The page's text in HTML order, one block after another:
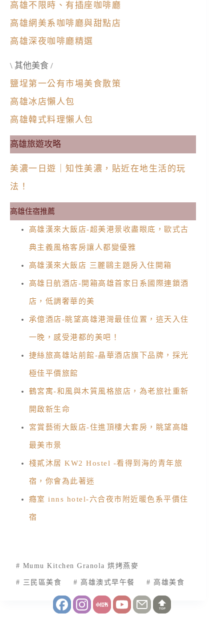
高雄不限時、有插座咖啡廳
高雄網美系咖啡廳與甜點店
高雄深夜咖啡廳精選
\ 其他美食 /
鹽埕第一公有市場美食散策
高雄冰店懶人包
高雄韓式料理懶人包
高雄旅遊攻略
美濃一日遊｜知性美濃，貼近在地生活的玩
法！
高雄住宿推薦
高雄漢來大飯店-超美港景收盡眼底，歐式古
典主義風格客房讓人都變優雅
高雄漢來大飯店 三麗鷗主題房入住開箱
高雄日航酒店-開箱高雄首家日系國際連鎖酒
店，低調奢華的美
承億酒店-眺望高雄港灣最佳位置，這天入住
一晚，感受港都的美吧！
捷絲旅高雄站前館-晶華酒店旗下品牌，採光
極佳平價旅館
鶴宮寓-和風與木質風格旅店，為老旅社重新
開啟新生命
宮賞藝術大飯店-住進頂樓大套房，眺望高雄
最美市景
棧貳沐居 KW2 Hostel -看得到海的青年旅
宿，你會為此著迷
癮室 inns hotel-六合夜市附近暖色系平價住
宿
# Mumu Kitchen Granola 烘烤燕麥
# 三民區美食 # 高雄澳式早午餐 # 高雄美食
TOP